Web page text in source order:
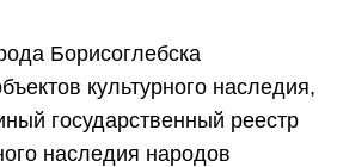
Борисоглебска
культурного наследия,
государственный реестр
наследия народов